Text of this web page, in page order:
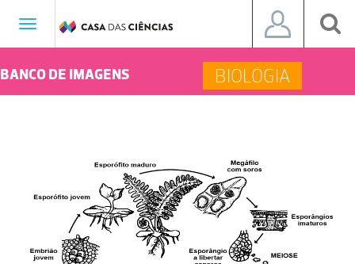
Toggle
BANCO DE IMAGENS BIOLOGIA